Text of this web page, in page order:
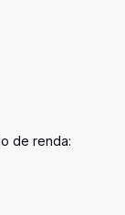
de renda: